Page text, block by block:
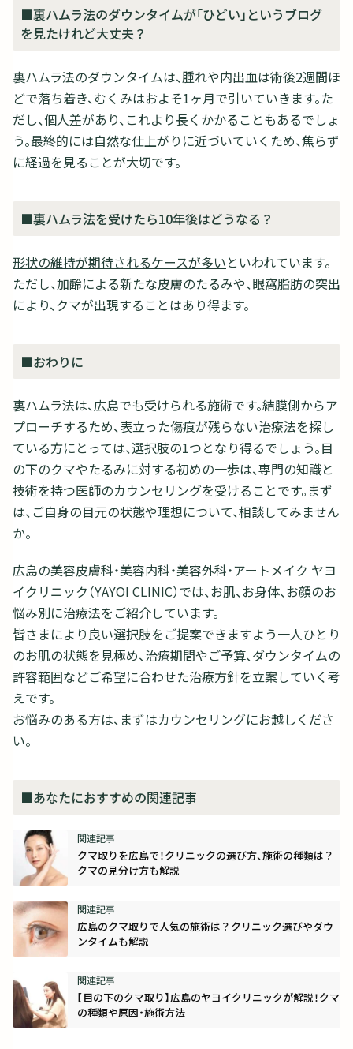
■裏ハムラ法のダウンタイムが「ひどい」というブログ
を見たけれど大丈夫？
裏ハムラ法のダウンタイムは、腫れや内出血は術後2週間ほ
どで落ち着き、むくみはおよそ1ヶ月で引いていきます。た
だし、個人差があり、これより長くかかることもあるでしょ
う。最終的には自然な仕上がりに近づいていくため、焦らず
に経過を見ることが大切です。
■裏ハムラ法を受けたら10年後はどうなる？
形状の維持が期待されるケースが多いといわれています。
ただし、加齢による新たな皮膚のたるみや、眼窩脂肪の突出
により、クマが出現することはあり得ます。
■おわりに
裏ハムラ法は、広島でも受けられる施術です。結膜側からア
プローチするため、表立った傷痕が残らない治療法を探し
ている方にとっては、選択肢の1つとなり得るでしょう。目
の下のクマやたるみに対する初めの一歩は、専門の知識と
技術を持つ医師のカウンセリングを受けることです。まず
は、ご自身の目元の状態や理想について、相談してみません
か。
広島の美容皮膚科・美容内科・美容外科・アートメイク ヤヨ
イクリニック（YAYOI CLINIC）では、お肌、お身体、お顔のお
悩み別に治療法をご紹介しています。
皆さまにより良い選択肢をご提案できますよう一人ひとり
のお肌の状態を見極め、治療期間やご予算、ダウンタイムの
許容範囲などご希望に合わせた治療方針を立案していく考
えです。
お悩みのある方は、まずはカウンセリングにお越しくださ
い。
■あなたにおすすめの関連記事
クマ取りを広島で！クリニックの選び方、施術の種類は？
クマの見分け方も解説
広島のクマ取りで人気の施術は？クリニック選びやダウ
ンタイムも解説
【目の下のクマ取り】広島のヤヨイクリニックが解説！クマ
の種類や原因・施術方法